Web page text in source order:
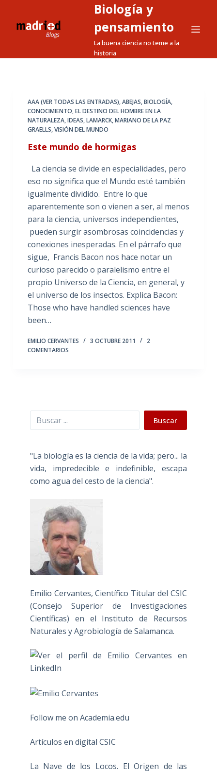
a
Biología y
pensamiento
La buena ciencia no teme a la
historia
AAA (VER TODAS LAS ENTRADAS),ABEJAS,BIOLOGÍA,
CONOCIMIENTO,EL DESTINO DEL HOMBRE EN LA
NATURALEZA,IDEAS,LAMARCK,MARIANO DE LA PAZ
GRAELLS,VISIÓN DEL MUNDO
Este mundo de hormigas
La ciencia se divide en especialidades, pero
eso no significa que el Mundo esté también
igualmente dividido. Entre lo que
aparentemente son o vienen a ser, al menos
para la ciencia, universos independientes,
pueden surgir asombrosas coincidencias y
conexiones inesperadas. En el párrafo que
sigue, Francis Bacon nos hace notar un
curioso parecido o paralelismo entre el
propio Universo de la Ciencia, en general, y
el universo de los insectos. Explica Bacon:
Those who have handled sciences have
been…
EMILIO CERVANTES 3 OCTUBRE 2011
2
COMENTARIOS
Buscar Buscar
"La biología es la ciencia de la vida; pero... la
vida, impredecible e indefinible, escapa
como agua del cesto de la ciencia".
Emilio Cervantes, Científico Titular del CSIC
(Consejo Superior de Investigaciones
Científicas) en el Instituto de Recursos
Naturales y Agrobiología de Salamanca.
Follow me on Academia.edu
Artículos en digital CSIC
La Nave de los Locos. El Origen de las